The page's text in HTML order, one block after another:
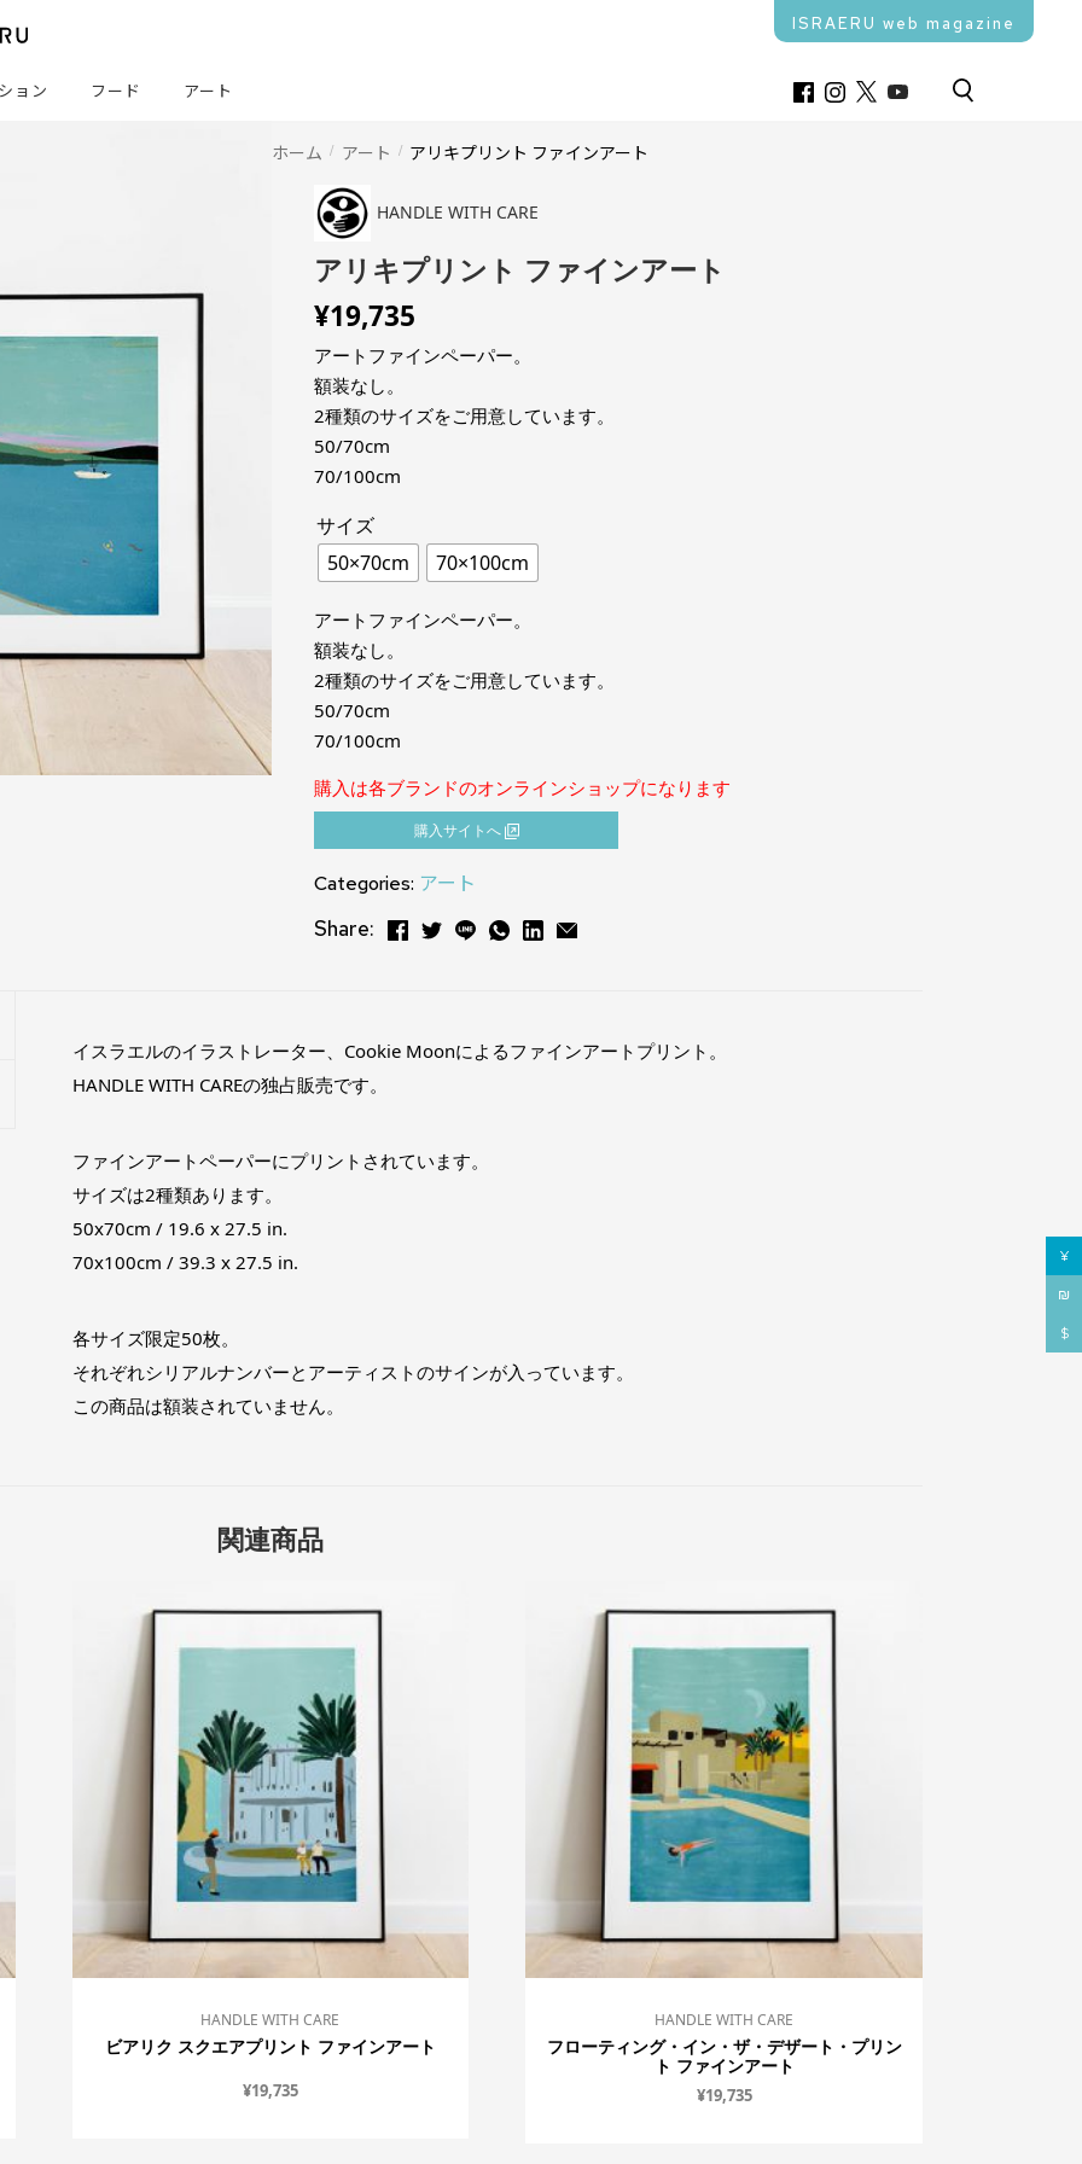
¥
₪
$
ISRAERU web magazine
ョン フード アート
ホーム アート アリキプリント ファインアート
HANDLE WITH CARE
アリキプリント ファインアート
¥19,735
アートファインペーパー。
額装なし。
2種類のサイズをご用意しています。
50/70cm
70/100cm
サイズ
50×70cm
70×100cm
アートファインペーパー。
額装なし。
2種類のサイズをご用意しています。
50/70cm
70/100cm
購入は各ブランドのオンラインショップになります
購⼊サイトへ
Categories: アート
Share:
イスラエルのイラストレーター、Cookie Moonによるファインアートプリント。
HANDLE WITH CAREの独占販売です。
ファインアートペーパーにプリントされています。
サイズは2種類あります。
50x70cm / 19.6 x 27.5 in.
70x100cm / 39.3 x 27.5 in.
各サイズ限定50枚。
それぞれシリアルナンバーとアーティストのサインが入っています。
この商品は額装されていません。
関連商品
HANDLE WITH CARE
ビアリク スクエアプリント ファインアート
¥19,735
HANDLE WITH CARE
フローティング・イン・ザ・デザート・プリン
ト ファインアート
¥19,735